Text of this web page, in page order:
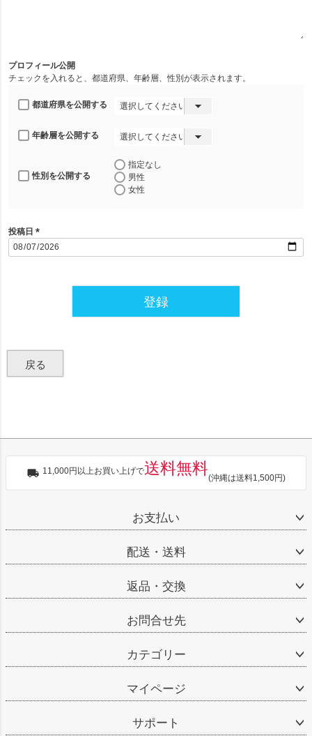
プロフィール公開
チェックを入れると、都道府県、年齢層、性別が表示されます。
都道府県を公開する
年齢層を公開する
性別を公開する
指定なし
男性
女性
投稿日
(
必
登録
戻る
11,000円以上お買い上げで送料無料
(沖縄は送料1,500円)
お支払い
配送・送料
返品・交換
お問合せ先
カテゴリー
マイページ
サポート